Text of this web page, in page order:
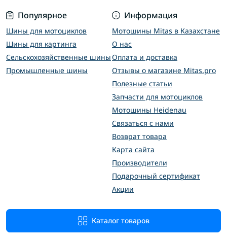
Популярное
Шины для мотоциклов
Шины для картинга
Сельскохозяйственные шины
Промышленные шины
Информация
Мотошины Mitas в Казахстане
О нас
Оплата и доставка
Отзывы о магазине Mitas.pro
Полезные статьи
Запчасти для мотоциклов
Мотошины Heidenau
Связаться с нами
Возврат товара
Карта сайта
Производители
Подарочный сертификат
Акции
Каталог товаров